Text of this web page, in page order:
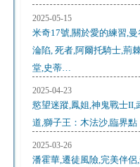
2025-05-15
米奇17號,關於愛的練習,曼
淪陷, 死者,阿爾托騎士,荊
堂,史蒂…
2025-04-23
慾望迷蹤,鳳姐,神鬼戰士II,
道,獅子王：木法沙,臨界點
2025-03-26
潘霍華,遷徒風險,完美伴侶